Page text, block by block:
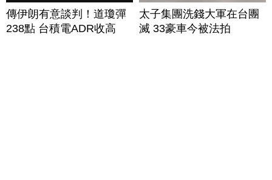
傳伊朗有意談判！道瓊彈
238點 台積電ADR收高
太子集團洗錢大軍在台團
滅 33豪車今被法拍